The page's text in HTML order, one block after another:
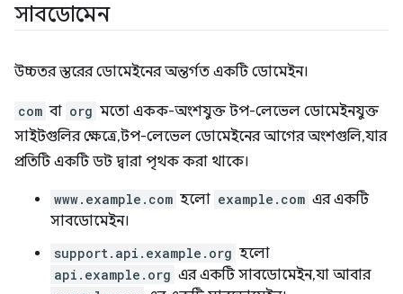
সাবডোমেন
উচ্চতর স্তরের ডোমেইনের অন্তর্গত একটি ডোমেইন।
com বা org মতো একক-অংশযুক্ত টপ-লেভেল ডোমেইনযুক্ত
সাইটগুলির ক্ষেত্রে, টপ-লেভেল ডোমেইনের আগের অংশগুলি, যার
প্রতিটি একটি ডট দ্বারা পৃথক করা থাকে।
www.example.com হলো example.com এর একটি
সাবডোমেইন।
support.api.example.org হলো
api.example.org এর একটি সাবডোমেইন, যা আবার